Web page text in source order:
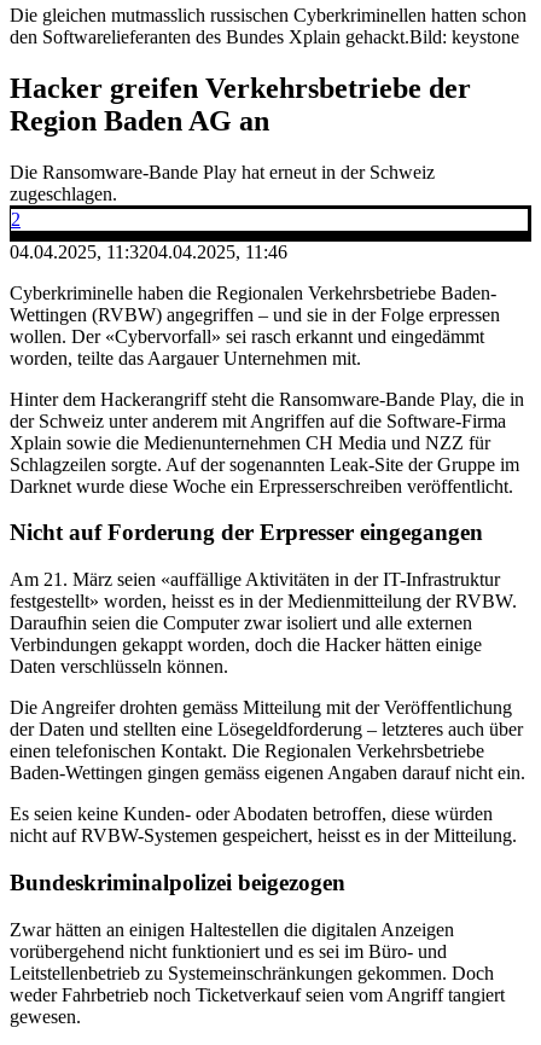
Die gleichen mutmasslich russischen Cyberkriminellen hatten schon
den Softwarelieferanten des Bundes Xplain gehackt.Bild: keystone
Hacker greifen Verkehrsbetriebe der
Region Baden AG an
Die Ransomware-Bande Play hat erneut in der Schweiz
zugeschlagen.
2
04.04.2025, 11:3204.04.2025, 11:46
Cyberkriminelle haben die Regionalen Verkehrsbetriebe Baden-
Wettingen (RVBW) angegriffen – und sie in der Folge erpressen
wollen. Der «Cybervorfall» sei rasch erkannt und eingedämmt
worden, teilte das Aargauer Unternehmen mit.
Hinter dem Hackerangriff steht die Ransomware-Bande Play, die in
der Schweiz unter anderem mit Angriffen auf die Software-Firma
Xplain sowie die Medienunternehmen CH Media und NZZ für
Schlagzeilen sorgte. Auf der sogenannten Leak-Site der Gruppe im
Darknet wurde diese Woche ein Erpresserschreiben veröffentlicht.
Nicht auf Forderung der Erpresser eingegangen
Am 21. März seien «auffällige Aktivitäten in der IT-Infrastruktur
festgestellt» worden, heisst es in der Medienmitteilung der RVBW.
Daraufhin seien die Computer zwar isoliert und alle externen
Verbindungen gekappt worden, doch die Hacker hätten einige
Daten verschlüsseln können.
Die Angreifer drohten gemäss Mitteilung mit der Veröffentlichung
der Daten und stellten eine Lösegeldforderung – letzteres auch über
einen telefonischen Kontakt. Die Regionalen Verkehrsbetriebe
Baden-Wettingen gingen gemäss eigenen Angaben darauf nicht ein.
Es seien keine Kunden- oder Abodaten betroffen, diese würden
nicht auf RVBW-Systemen gespeichert, heisst es in der Mitteilung.
Bundeskriminalpolizei beigezogen
Zwar hätten an einigen Haltestellen die digitalen Anzeigen
vorübergehend nicht funktioniert und es sei im Büro- und
Leitstellenbetrieb zu Systemeinschränkungen gekommen. Doch
weder Fahrbetrieb noch Ticketverkauf seien vom Angriff tangiert
gewesen.